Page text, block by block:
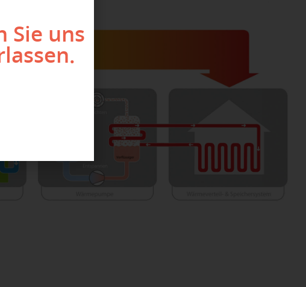
Sie uns